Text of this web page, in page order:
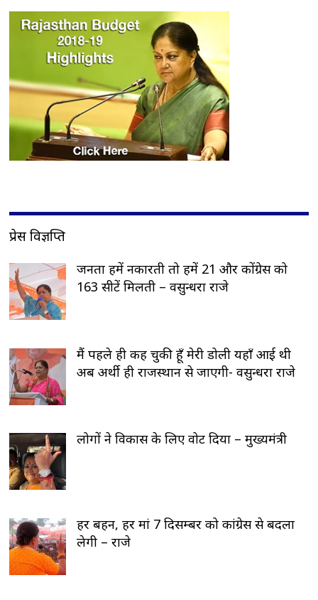
प्रेस विज्ञप्ति
जनता हमें नकारती तो हमें 21 और कोंग्रेस को
163 सीटें मिलती – वसुन्धरा राजे
मैं पहले ही कह चुकी हूँ मेरी डोली यहाँ आई थी
अब अर्थी ही राजस्थान से जाएगी- वसुन्धरा राजे
लोगों ने विकास के लिए वोट दिया – मुख्यमंत्री
हर बहन, हर मां 7 दिसम्बर को कांग्रेस से बदला
लेगी – राजे